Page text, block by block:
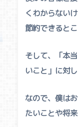
くわからない
節約できると
そして、「本
いこと 」に対
なので、僕は
たいことや将